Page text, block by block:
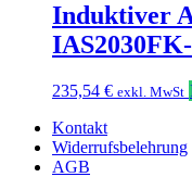
235,55 €
Induktiver
235,54 € exkl. MwSt
Kontakt
Widerrufsbelehrung
AGB